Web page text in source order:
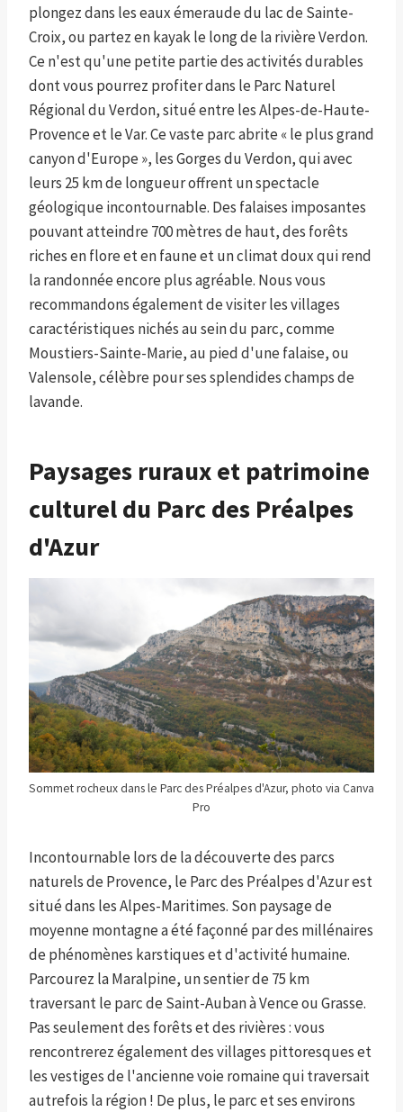
plongez dans les eaux émeraude du lac de Sainte-
Croix, ou partez en kayak le long de la rivière Verdon.
Ce n'est qu'une petite partie des activités durables
dont vous pourrez profiter dans le Parc Naturel
Régional du Verdon, situé entre les Alpes-de-Haute-
Provence et le Var. Ce vaste parc abrite « le plus grand
canyon d'Europe », les Gorges du Verdon, qui avec
leurs 25 km de longueur offrent un spectacle
géologique incontournable. Des falaises imposantes
pouvant atteindre 700 mètres de haut, des forêts
riches en flore et en faune et un climat doux qui rend
la randonnée encore plus agréable. Nous vous
recommandons également de visiter les villages
caractéristiques nichés au sein du parc, comme
Moustiers-Sainte-Marie, au pied d'une falaise, ou
Valensole, célèbre pour ses splendides champs de
lavande.
Paysages ruraux et patrimoine
culturel du Parc des Préalpes
d'Azur
Sommet rocheux dans le Parc des Préalpes d'Azur, photo via Canva
Pro
Incontournable lors de la découverte des parcs
naturels de Provence, le Parc des Préalpes d'Azur est
situé dans les Alpes-Maritimes. Son paysage de
moyenne montagne a été façonné par des millénaires
de phénomènes karstiques et d'activité humaine.
Parcourez la Maralpine, un sentier de 75 km
traversant le parc de Saint-Auban à Vence ou Grasse.
Pas seulement des forêts et des rivières : vous
rencontrerez également des villages pittoresques et
les vestiges de l'ancienne voie romaine qui traversait
autrefois la région ! De plus, le parc et ses environs